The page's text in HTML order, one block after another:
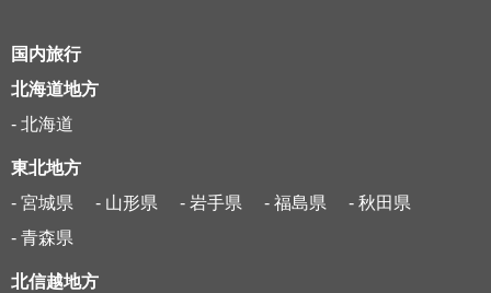
国内旅行
北海道地方
- 北海道
東北地方
- 宮城県
- 山形県 - 岩手県 - 福島県
- 秋田県
- 青森県
北信越地方